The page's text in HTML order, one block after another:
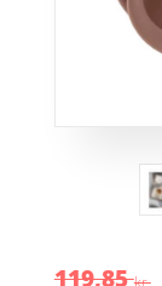
119,85kr.